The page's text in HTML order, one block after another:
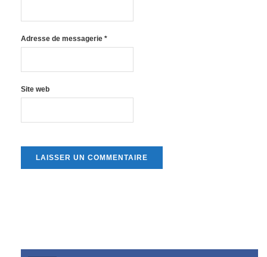
Adresse de messagerie *
Site web